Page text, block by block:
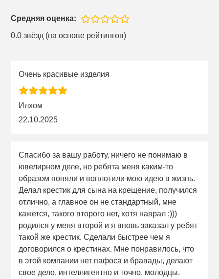
Средняя оценка:
0.0 звёзд (на основе рейтингов)
Очень красивые изделия
Илхом
22.10.2025
Спасибо за вашу работу, ничего не понимаю в
ювелирном деле, но ребята меня каким-то
образом поняли и воплотили мою идею в жизнь.
Делал крестик для сына на крещение, получился
отлично, а главное он не стандартный, мне
кажется, такого второго нет, хотя наврал :)))
родился у меня второй и я вновь заказал у ребят
такой же крестик. Сделали быстрее чем я
договорился о крестинах. Мне понравилось, что
в этой компании нет пафоса и бравады, делают
свое дело, интеллигентно и точно, молодцы.